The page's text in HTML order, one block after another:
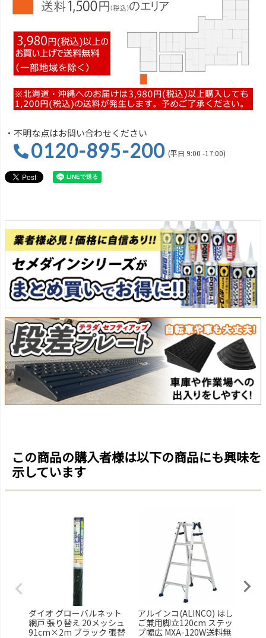
・不明な点はお問い合わせください
0120-895-200 (平日 9:00 -17:00)
この商品の購入者様は以下の商品にも興味を
示しています
ダイオ グローバルネット
網戸 張り替え 20メッシュ
91cm×2m ブラック 張替
アルインコ(ALINCO) はし
ご兼用脚立120cm ステッ
プ幅広 MXA-120W送料無